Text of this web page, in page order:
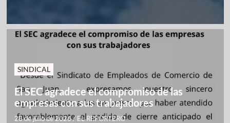
SINDICAL
El SEC agradece el compromiso de las
empresas con sus trabajadores
28 de julio de 2026/ EL REPORTERO